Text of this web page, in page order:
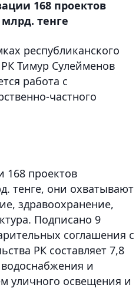
168 проектов
млрд. тенге
республиканского
Тимур Сулейменов
работа с
частного
168 проектов
тенге, они охватывают
здравоохранение,
Подписано 9
соглашения с
РК составляет 7,8
и
уличного освещения и